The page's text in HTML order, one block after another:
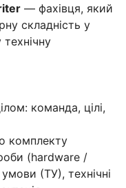
— фахівця, який
складність у
команда, цілі,
комплекту
(hardware /
(ТУ), технічні